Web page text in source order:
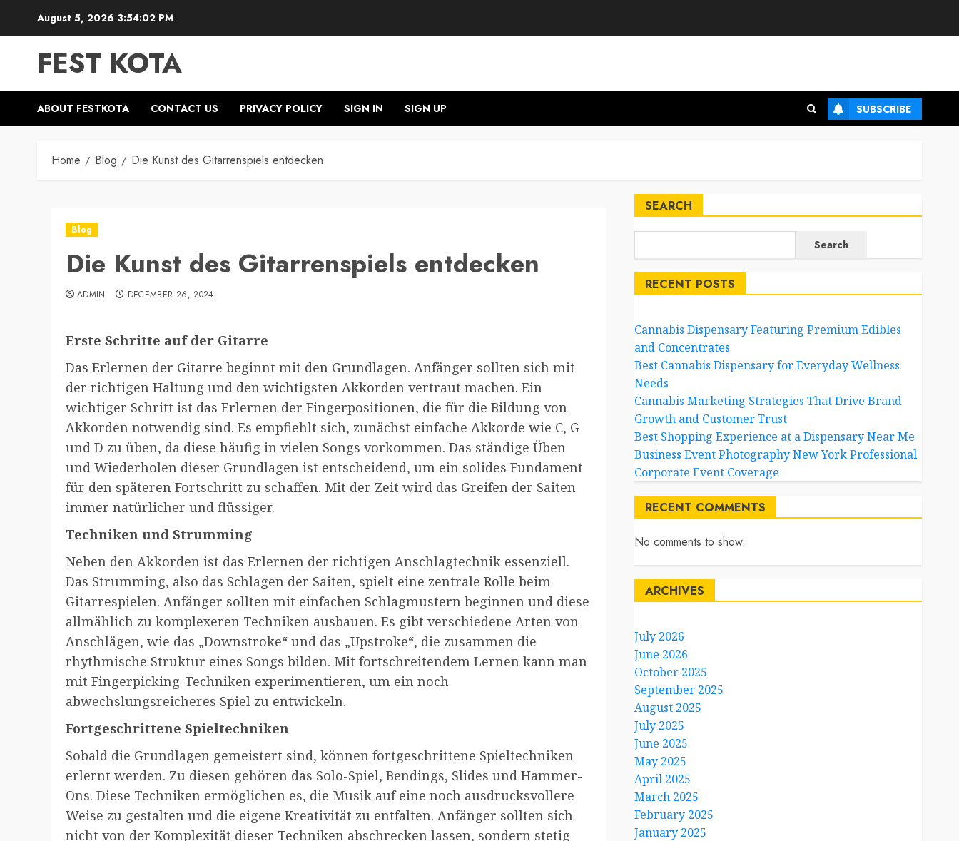
August 5, 2026 3:54:02 PM
FEST KOTA
ABOUT FESTKOTA CONTACT US PRIVACY POLICY SIGN IN SIGN UP SUBSCRIBE
Home Blog Die Kunst des Gitarrenspiels entdecken
Blog
Die Kunst des Gitarrenspiels entdecken
ADMIN DECEMBER 26, 2024
Erste Schritte auf der Gitarre
Das Erlernen der Gitarre beginnt mit den Grundlagen. Anfänger sollten sich mit
der richtigen Haltung und den wichtigsten Akkorden vertraut machen. Ein
wichtiger Schritt ist das Erlernen der Fingerpositionen, die für die Bildung von
Akkorden notwendig sind. Es empfiehlt sich, zunächst einfache Akkorde wie C, G
und D zu üben, da diese häufig in vielen Songs vorkommen. Das ständige Üben
und Wiederholen dieser Grundlagen ist entscheidend, um ein solides Fundament
für den späteren Fortschritt zu schaffen. Mit der Zeit wird das Greifen der Saiten
immer natürlicher und flüssiger.
Techniken und Strumming
Neben den Akkorden ist das Erlernen der richtigen Anschlagtechnik essenziell.
Das Strumming, also das Schlagen der Saiten, spielt eine zentrale Rolle beim
Gitarrespielen. Anfänger sollten mit einfachen Schlagmustern beginnen und diese
allmählich zu komplexeren Techniken ausbauen. Es gibt verschiedene Arten von
Anschlägen, wie das „Downstroke“ und das „Upstroke“, die zusammen die
rhythmische Struktur eines Songs bilden. Mit fortschreitendem Lernen kann man
mit Fingerpicking-Techniken experimentieren, um ein noch
abwechslungsreicheres Spiel zu entwickeln.
Fortgeschrittene Spieltechniken
Sobald die Grundlagen gemeistert sind, können fortgeschrittene Spieltechniken
erlernt werden. Zu diesen gehören das Solo-Spiel, Bendings, Slides und Hammer-
Ons. Diese Techniken ermöglichen es, die Musik auf eine noch ausdrucksvollere
Weise zu gestalten und die eigene Kreativität zu entfalten. Anfänger sollten sich
nicht von der Komplexität dieser Techniken abschrecken lassen, sondern stetig
SEARCH
Search
RECENT POSTS
Cannabis Dispensary Featuring Premium Edibles
and Concentrates
Best Cannabis Dispensary for Everyday Wellness
Needs
Cannabis Marketing Strategies That Drive Brand
Growth and Customer Trust
Best Shopping Experience at a Dispensary Near Me
Business Event Photography New York Professional
Corporate Event Coverage
RECENT COMMENTS
No comments to show.
ARCHIVES
July 2026
June 2026
October 2025
September 2025
August 2025
July 2025
June 2025
May 2025
April 2025
March 2025
February 2025
January 2025